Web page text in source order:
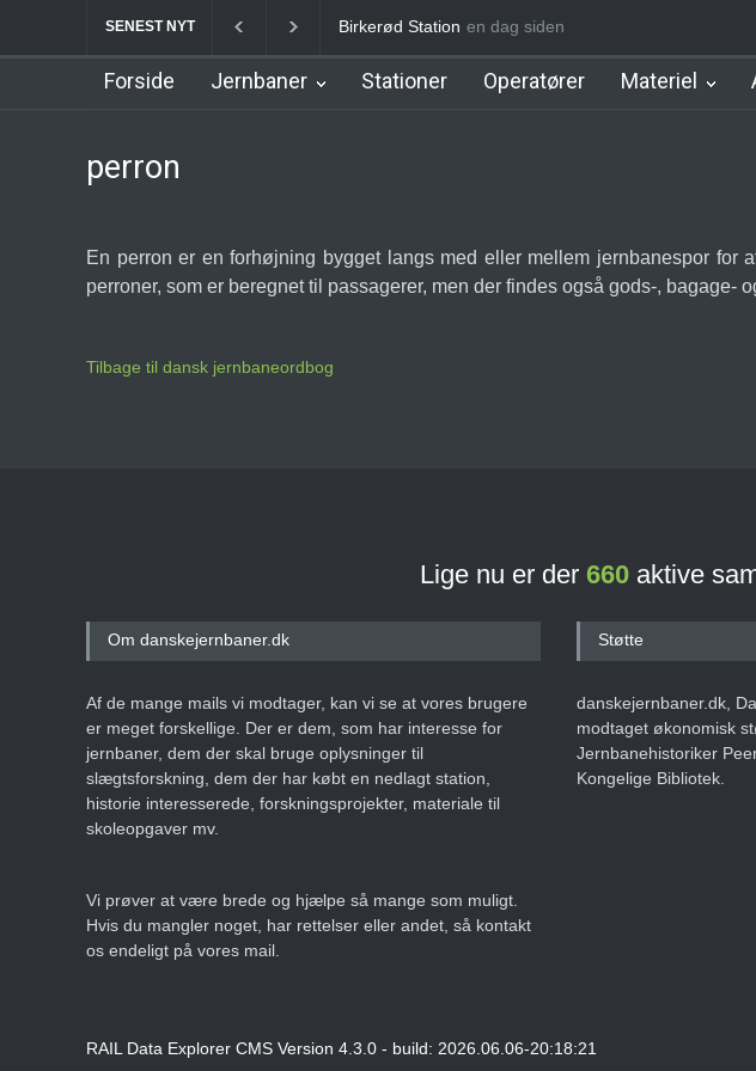
SENEST NYT Birkerød Station Allerød Station
en dag siden
Forside Jernbaner Stationer Operatører Materiel
perron
En perron er en forhøjning bygget langs med eller mellem jernbanespor
perroner, som er beregnet til passagerer, men der findes også gods-, bagage-
Tilbage til dansk jernbaneordbog
Lige nu er der 660 aktive
Om danskejernbaner.dk
Af de mange mails vi modtager, kan vi se at vores brugere
er meget forskellige. Der er dem, som har interesse for
jernbaner, dem der skal bruge oplysninger til
slægtsforskning, dem der har købt en nedlagt station,
historie interesserede, forskningsprojekter, materiale til
skoleopgaver mv.
Vi prøver at være brede og hjælpe så mange som muligt.
Hvis du mangler noget, har rettelser eller andet, så kontakt
os endeligt på vores mail.
Støtte
danskejernbaner.dk,
modtaget økonomisk
Jernbanehistoriker
Kongelige Bibliotek.
RAIL Data Explorer CMS Version 4.3.0 - build: 2026.06.06-20:18:21